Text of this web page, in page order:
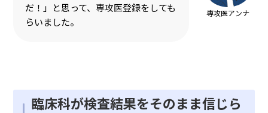
専攻医アンナ
だ！」と思って、専攻医登録をしても
らいました。
臨床科が検査結果をそのまま信じら